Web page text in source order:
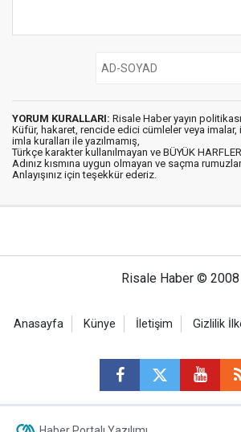
YORUM KURALLARI: Risale Haber yayın
Küfür, hakaret, rencide edici cümleler veya imalar,
imla kuralları ile yazılmamış,
Türkçe karakter kullanılmayan ve BÜYÜK
Adınız kısmına uygun olmayan ve saçma
Anlayışınız için teşekkür ederiz.
Risale Haber © 2008
Anasayfa Künye İletişim Gizlilik